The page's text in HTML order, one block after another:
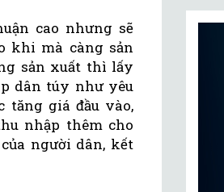
cao nhưng sẽ
khi mà càng sản
sản xuất thì lấy
dân túy như yêu
tăng giá đầu vào,
nhập thêm cho
người dân, kết